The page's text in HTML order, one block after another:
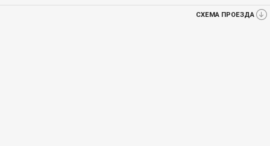
СХЕМА ПРОЕЗДА